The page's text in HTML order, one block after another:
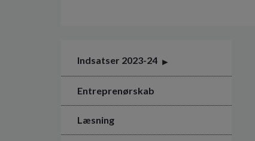
Indsatser 2023-24
Entreprenørskab
Læsning